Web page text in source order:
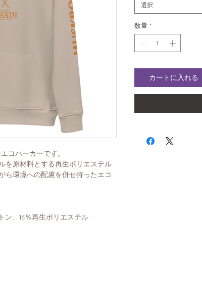
エコパーカーです。
を原材料とする再生ポリエステル
ら環境への配慮を併せ持ったエコ
ン、15％再生ポリエステル
選択
数量 *
カートに入れる